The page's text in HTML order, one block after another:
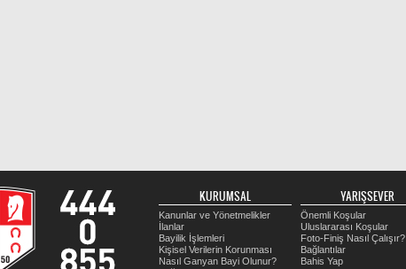
KURUMSAL
Kanunlar ve Yönetmelikler
İlanlar
Bayilik İşlemleri
Kişisel Verilerin Korunması
Nasıl Ganyan Bayi Olunur?
YARIŞSEVER
Önemli Koşular
Uluslararası Koşular
Foto-Finiş Nasıl Çalışır?
Bağlantılar
Bahis Yap